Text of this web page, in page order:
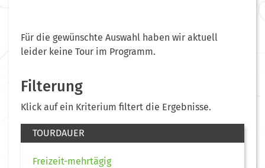
Für die gewünschte Auswahl haben wir aktuell
leider keine Tour im Programm.
Filterung
Klick auf ein Kriterium filtert die Ergebnisse.
TOURDAUER
Freizeit-mehrtägig